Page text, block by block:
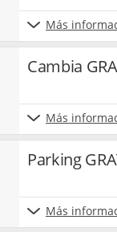
Más
Cambia
Más
Parking
Más